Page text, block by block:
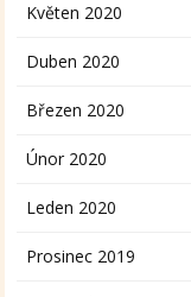
Květen 2020
Duben 2020
Březen 2020
Únor 2020
Leden 2020
Prosinec 2019